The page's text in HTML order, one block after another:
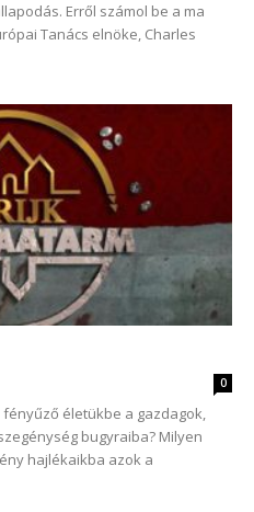
Erről számol be a ma
Tanács elnöke, Charles
0
életükbe a gazdagok,
bugyraiba? Milyen
hajlékaikba azok a